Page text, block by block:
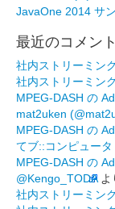
JavaOne 2014 サ
最近のコメント
社内ストリーミン
社内ストリーミン
MPEG-DASH の
mat2uken
MPEG-DASH の
てブ::コンピュー
MPEG-DASH の
@Kengo_TODAよ
社内ストリーミン